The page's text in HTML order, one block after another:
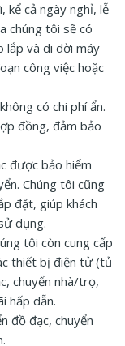
kể cả ngày nghỉ, lễ
chúng tôi sẽ có
và di dời máy
công việc hoặc
có chi phí ẩn.
đồng, đảm bảo
được bảo hiểm
Chúng tôi cũng
đặt, giúp khách
dụng.
tôi còn cung cấp
thiết bị điện tử (tủ
chuyển nhà/trọ,
hấp dẫn.
đồ đạc, chuyển